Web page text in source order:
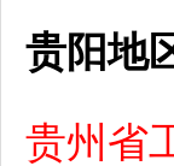
贵阳地
贵州省